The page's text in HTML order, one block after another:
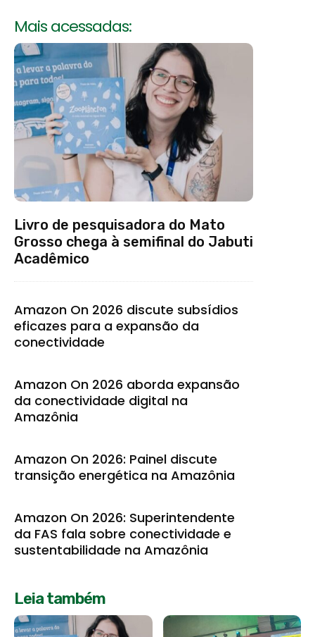
Mais acessadas:
Livro de pesquisadora do Mato
Grosso chega à semifinal do Jabuti
Acadêmico
Amazon On 2026 discute subsídios
eficazes para a expansão da
conectividade
Amazon On 2026 aborda expansão
da conectividade digital na
Amazônia
Amazon On 2026: Painel discute
transição energética na Amazônia
Amazon On 2026: Superintendente
da FAS fala sobre conectividade e
sustentabilidade na Amazônia
Leia também